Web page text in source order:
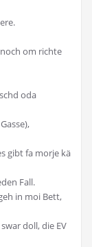
om richte
oda
gibt fa morje kä
Fall.
in moi Bett,
doll, die EV